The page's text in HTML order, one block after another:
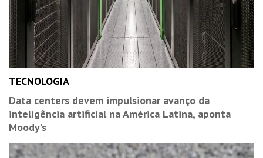
TECNOLOGIA
Data centers devem impulsionar avanço da
inteligência artificial na América Latina, aponta
Moody’s